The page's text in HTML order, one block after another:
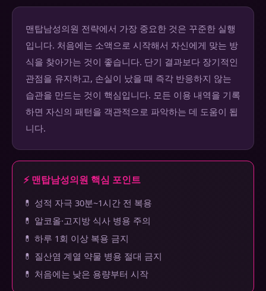
맨탑남성의원 전략에서 가장 중요한 것은 꾸준한 실행
입니다. 처음에는 소액으로 시작해서 자신에게 맞는 방
식을 찾아가는 것이 좋습니다. 단기 결과보다 장기적인
관점을 유지하고, 손실이 났을 때 즉각 반응하지 않는
습관을 만드는 것이 핵심입니다. 모든 이용 내역을 기록
하면 자신의 패턴을 객관적으로 파악하는 데 도움이 됩
니다.
⚡ 맨탑남성의원 핵심 포인트
💊 성적 자극 30분~1시간 전 복용
💊 알코올·고지방 식사 병용 주의
💊 하루 1회 이상 복용 금지
💊 질산염 계열 약물 병용 절대 금지
💊 처음에는 낮은 용량부터 시작